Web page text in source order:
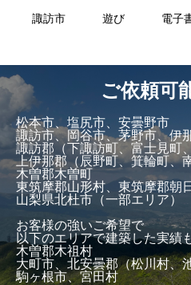
諏訪市 遊び 電子
ご依頼可
松本市、塩尻市、安曇野市
諏訪市、岡谷市、茅野市、伊
諏訪郡（下諏訪町、富士見町
上伊那郡（辰野町、箕輪町、
木曽郡木曽町
東筑摩郡山形村、東筑摩郡朝
山梨県北杜市（一部エリア）
お客様の強いご希望で
以下のエリアで建築した実績
木曽郡木祖村
大町市、北安曇郡（松川村、
駒ヶ根市、宮田村